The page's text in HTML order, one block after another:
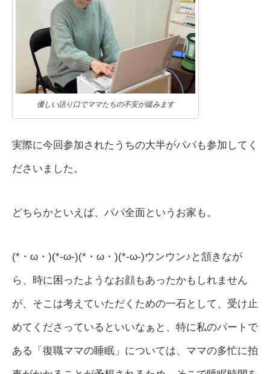
優しい語り口でママたちの不安が緩みます
実際に今回参加されたうちの大半がパパも参加してく
ださいました。
どちらかといえば、パパ全面というお家も。
(*・ω・)(*-ω-)(*・ω・)(*-ω-)ウンウン♪と頷きなが
ら、時に困ったようなお顔もあったかもしれません
が、そこは考えていただくための一石として、受け止
めてくださっているといいなぁと、特に私のパートで
ある「復職ママの睡眠」については、ママの多忙に拍